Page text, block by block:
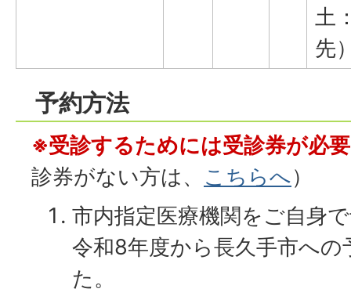
土
先
予約方法
※受診するためには受診券が必
診券がない方は、 こちらへ）
市内指定医療機関をご自身
令和8年度から長久手市へ
た。